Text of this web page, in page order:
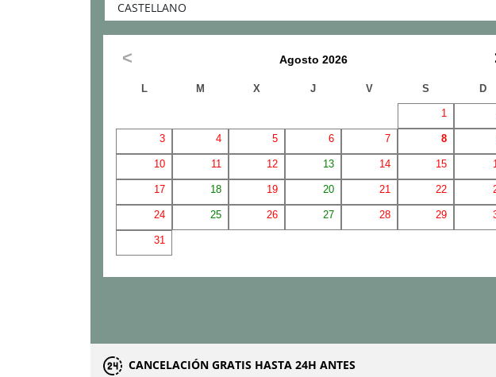
Agosto 2026
L M X J V S D
1
3 4 5 6 7 8
10 11 12 13 14 15
17 18 19 20 21 22
24 25 26 27 28 29
31
CANCELACIÓN GRATIS HASTA 24H ANTES